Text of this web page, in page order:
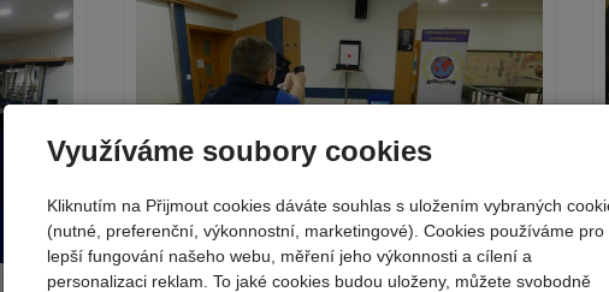
Využíváme soubory cookies
Kliknutím na Přijmout cookies dáváte souhlas s uložením vybraných
(nutné, preferenční, výkonnostní, marketingové). Cookies používáme pro
lepší fungování našeho webu, měření jeho výkonnosti a cílení a
personalizaci reklam. To jaké cookies budou uloženy, můžete svobodně